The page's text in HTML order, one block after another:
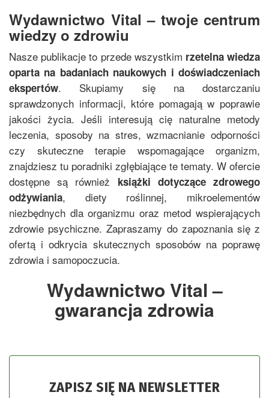
Wydawnictwo Vital – twoje centrum
wiedzy o zdrowiu
Nasze publikacje to przede wszystkim rzetelna wiedza
oparta na badaniach naukowych i doświadczeniach
ekspertów. Skupiamy się na dostarczaniu
sprawdzonych informacji, które pomagają w poprawie
jakości życia. Jeśli interesują cię naturalne metody
leczenia, sposoby na stres, wzmacnianie odporności
czy skuteczne terapie wspomagające organizm,
znajdziesz tu poradniki zgłębiające te tematy. W ofercie
dostępne są również książki dotyczące zdrowego
odżywiania, diety roślinnej, mikroelementów
niezbędnych dla organizmu oraz metod wspierających
zdrowie psychiczne. Zapraszamy do zapoznania się z
ofertą i odkrycia skutecznych sposobów na poprawę
zdrowia i samopoczucia.
Wydawnictwo Vital –
gwarancja zdrowia
ZAPISZ SIĘ NA NEWSLETTER